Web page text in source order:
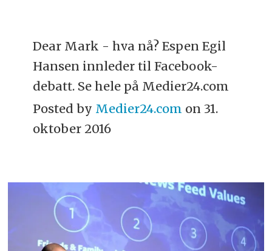
Dear Mark - hva nå? Espen Egil
Hansen innleder til Facebook-
debatt. Se hele på Medier24.com
Posted by Medier24.com on 31.
oktober 2016